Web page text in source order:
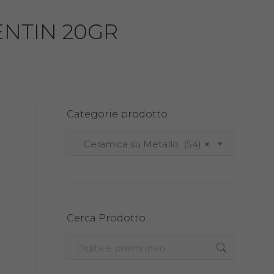
20GR
Categorie prodotto
×
Ceramica su Metallo (54)
Cerca Prodotto